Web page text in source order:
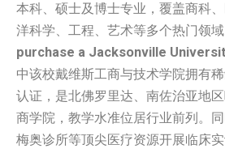
本科、硕士及博士专业，覆盖商科
洋科学、工程、艺术等多个热门领域
purchase a Jacksonville
中该校戴维斯工商与技术学院拥有
认证，是北佛罗里达、南佐治亚地
商学院，教学水准位居行业前列。
梅奥诊所等顶尖医疗资源开展临床